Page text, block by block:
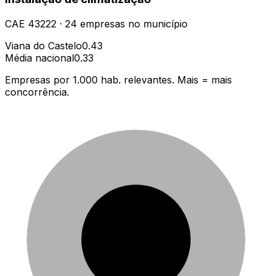
CAE 43222 · 24 empresas no município
Viana do Castelo0.43
Média nacional0.33
Empresas por 1.000 hab. relevantes. Mais = mais
concorrência.